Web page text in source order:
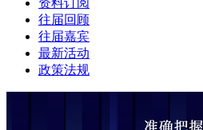
资料订阅
往届回顾
往届嘉宾
最新活动
政策法规